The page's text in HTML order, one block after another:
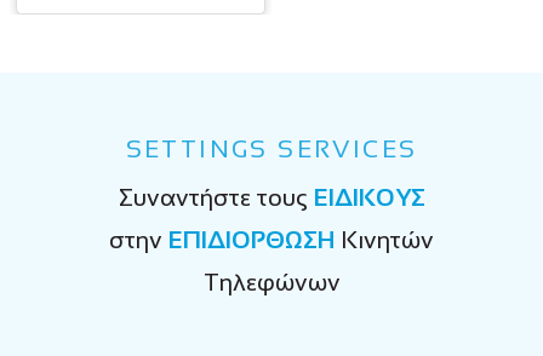
SETTINGS SERVICES
Συναντήστε τους ΕΙΔΙΚΟΥΣ
στην ΕΠΙΔΙΟΡΘΩΣΗ Κινητών
Τηλεφώνων